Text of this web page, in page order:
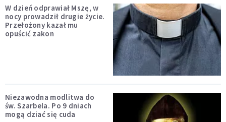
W dzień odprawiał Mszę, w
nocy prowadził drugie życie.
Przełożony kazał mu
opuścić zakon
Niezawodna modlitwa do
św. Szarbela. Po 9 dniach
mogą dziać się cuda